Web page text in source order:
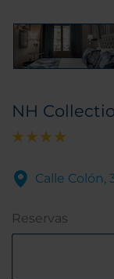
NH
Calle Colón,
Reservas